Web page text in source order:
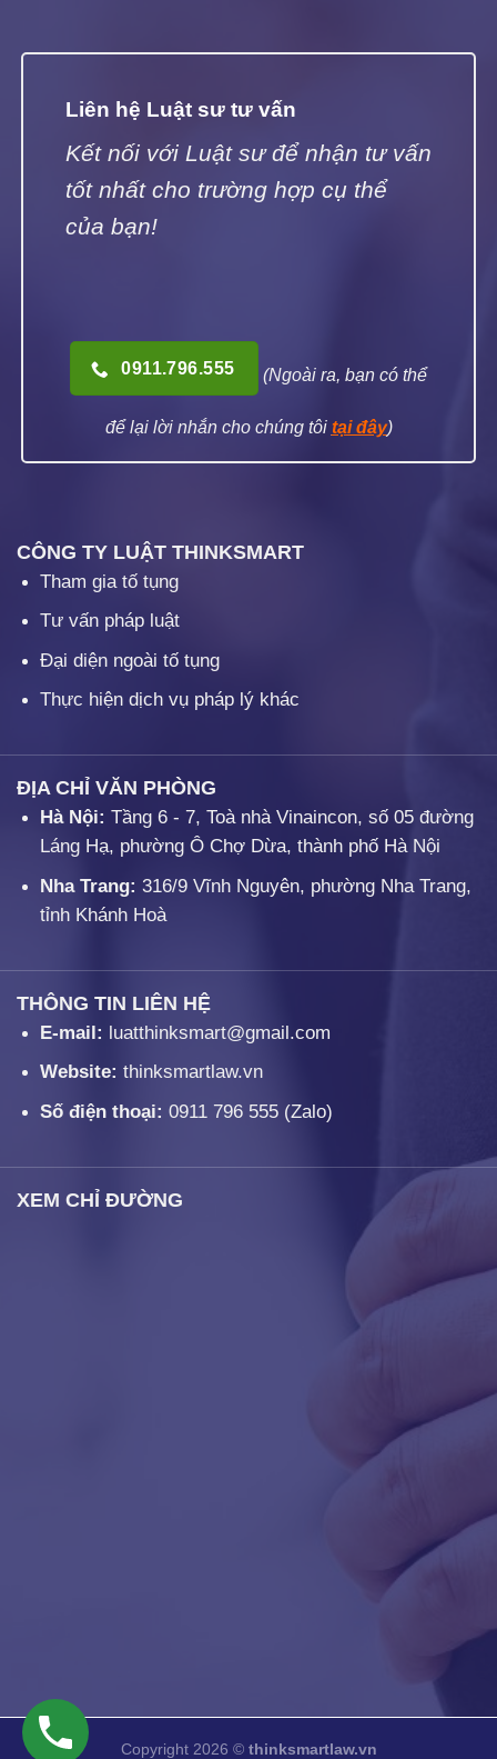
Liên hệ Luật sư tư vấn
Kết nối với Luật sư để nhận tư vấn
tốt nhất cho trường hợp cụ thể
của bạn!
0911.796.555 (Ngoài ra, bạn có thể
để lại lời nhắn cho chúng tôi tại đây)
CÔNG TY LUẬT THINKSMART
Tham gia tố tụng
Tư vấn pháp luật
Đại diện ngoài tố tụng
Thực hiện dịch vụ pháp lý khác
ĐỊA CHỈ VĂN PHÒNG
Hà Nội: Tầng 6 - 7, Toà nhà Vinaincon, số 05 đường
Láng Hạ, phường Ô Chợ Dừa, thành phố Hà Nội
Nha Trang: 316/9 Vĩnh Nguyên, phường Nha Trang,
tỉnh Khánh Hoà
THÔNG TIN LIÊN HỆ
E-mail: luatthinksmart@gmail.com
Website: thinksmartlaw.vn
Số điện thoại: 0911 796 555(Zalo)
XEM CHỈ ĐƯỜNG
Copyright 2026 © thinksmartlaw.vn